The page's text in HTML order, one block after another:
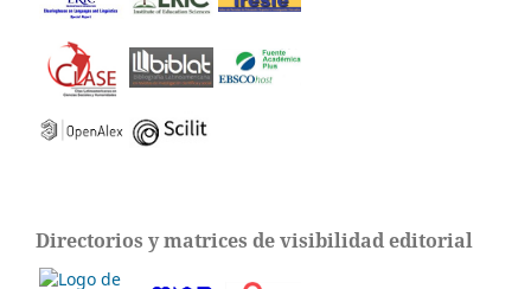
Directorios y matrices de visibilidad editorial